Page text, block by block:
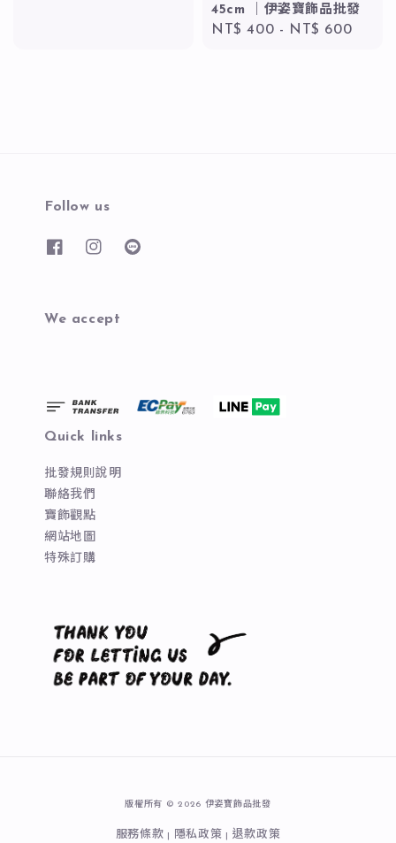
45cm ｜伊姿寶飾品批發
Regular
NT$ 400 - NT$ 600
Follow us
We accept
Quick links
批發規則說明
聯絡我們
寶飾觀點
網站地圖
特殊訂購
版權所有 © 2026 伊姿寶飾品批發
服務條款 | 隱私政策 | 退款政策